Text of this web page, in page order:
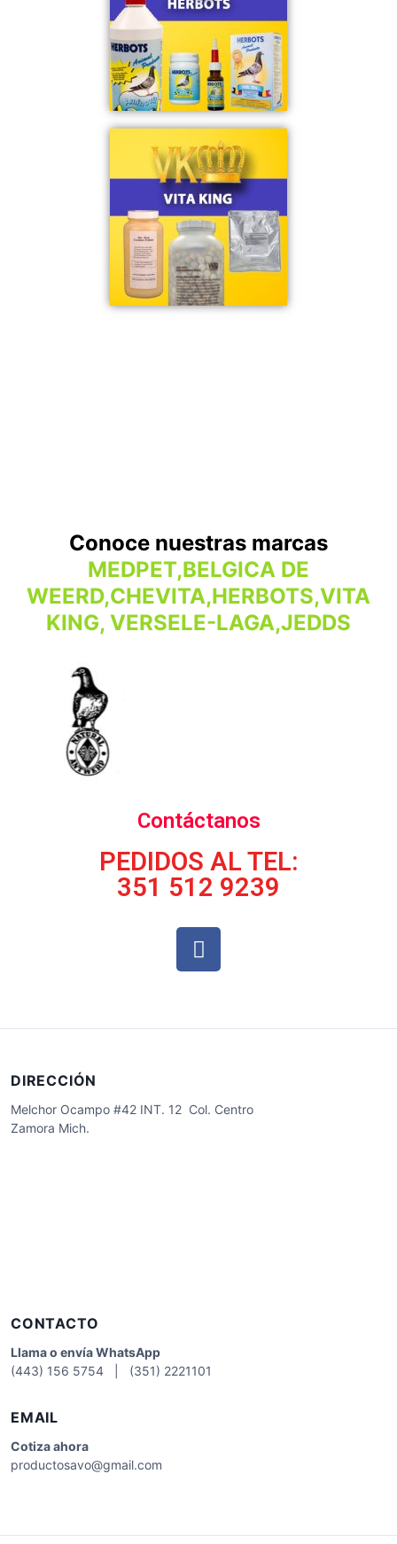
Conoce nuestras marcas
MEDPET,BELGICA DE
WEERD,CHEVITA,HERBOTS,VITA
KING, VERSELE-LAGA,JEDDS
Contáctanos
PEDIDOS AL TEL:
351 512 9239
DIRECCIÓN
Melchor Ocampo #42 INT. 12 Col. Centro
Zamora Mich.
CONTACTO
Llama o envía WhatsApp
(443) 156 5754 | (351) 2221101
EMAIL
Cotizaahora
productosavo@gmail.com